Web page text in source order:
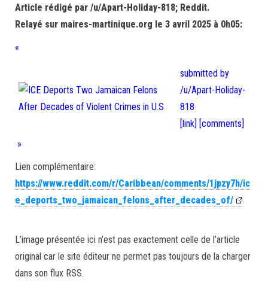
Article rédigé par /u/Apart-Holiday-818; Reddit.
Relayé sur maires-martinique.org le 3 avril 2025 à 0h05:
«
submitted by
/u/Apart-Holiday-
818
[link] [comments]
»
Lien complémentaire:
https://www.reddit.com/r/Caribbean/comments/1jpzy7h/ic
e_deports_two_jamaican_felons_after_decades_of/
L’image présentée ici n’est pas exactement celle de l’article
original car le site éditeur ne permet pas toujours de la charger
dans son flux RSS.